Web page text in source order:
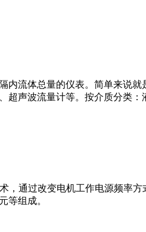
流体总量的仪表。简单来说
声波流量计等。按介质分类：
，通过改变电机工作电源频
等组成。